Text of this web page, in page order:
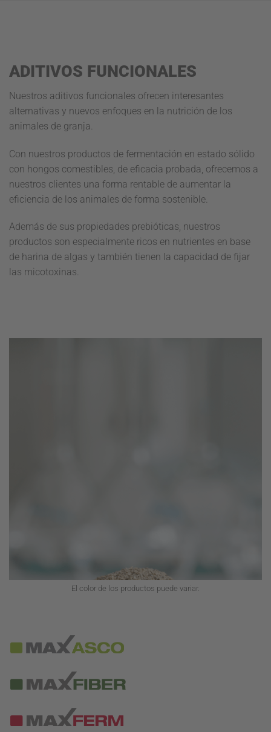
ADITIVOS FUNCIONALES
Nuestros aditivos funcionales ofrecen interesantes
alternativas y nuevos enfoques en la nutrición de los
animales de granja.
Con nuestros productos de fermentación en estado sólido
con hongos comestibles, de eficacia probada, ofrecemos a
nuestros clientes una forma rentable de aumentar la
eficiencia de los animales de forma sostenible.
Además de sus propiedades prebióticas, nuestros
productos son especialmente ricos en nutrientes en base
de harina de algas y también tienen la capacidad de fijar
las micotoxinas.
El color de los productos puede variar.